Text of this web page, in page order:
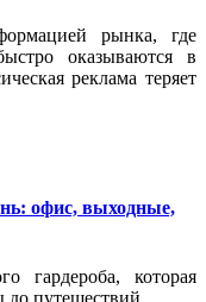
рынка, где
оказываются в
реклама теряет
офис, выходные,
гардероба, которая
до путешествий